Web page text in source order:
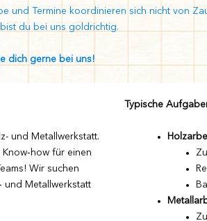
und Termine koordinieren sich nicht von
du bei uns goldrichtig.
dich gerne bei uns!
und Metallwerkstatt.
für einen
Wir suchen
und Metallwerkstatt
Typische